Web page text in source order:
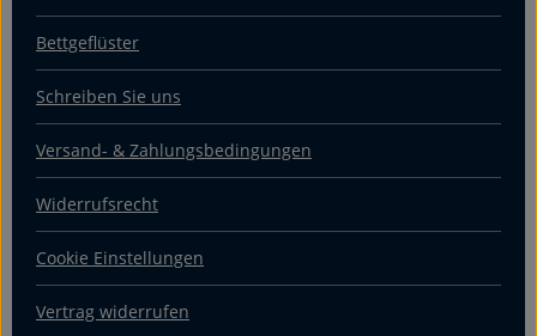
Bettgeflüster
Schreiben Sie uns
Versand- & Zahlungsbedingungen
Widerrufsrecht
Cookie Einstellungen
Vertrag widerrufen